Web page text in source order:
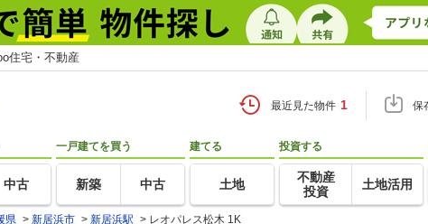
住宅・不動産
最近見た物件 1 保
中古
一戸建てを買う
新築 中古
建てる
土地
投資する
不動産
投資
土地活用
県 > 新居浜市 > 新居浜駅 > レオパレス松木 1K